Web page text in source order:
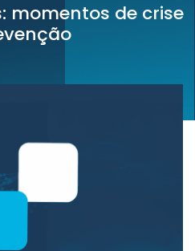
momentos de crise